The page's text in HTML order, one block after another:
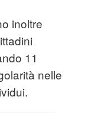
inoltre
11
nelle